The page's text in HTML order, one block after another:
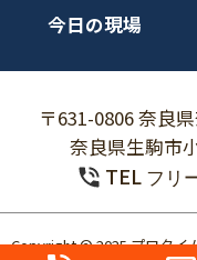
今日の現場
〒631-0806 奈良
奈良県生駒市
TEL フリ
Copyright © 2025 プロタイ